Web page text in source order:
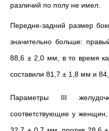
различий по полу не имел.
Передне-задний размер
значительно больше:
88,6 ± 2,0 мм, в то время
составили 81,7 ± 1,8 мм и
Параметры III
соответствующие у